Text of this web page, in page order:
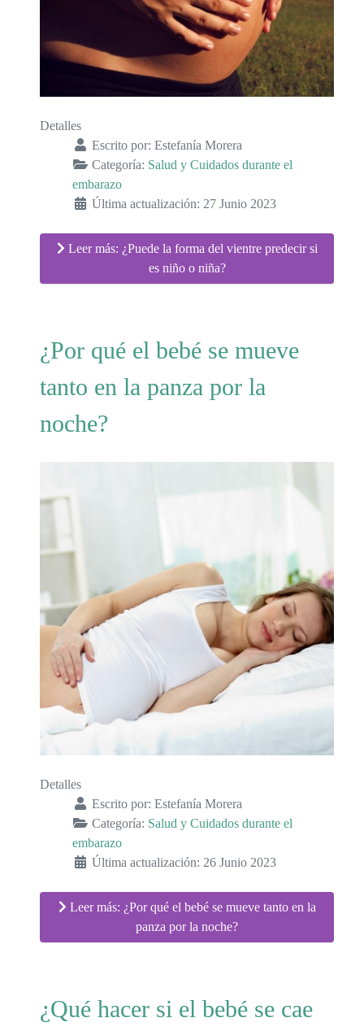
Detalles
Escrito por: Estefanía Morera
Categoría: Salud y Cuidados durante el
embarazo
Última actualización: 27 Junio 2023
Leer más: ¿Puede la forma del vientre predecir si
es niño o niña?
¿Por qué el bebé se mueve
tanto en la panza por la
noche?
Detalles
Escrito por: Estefanía Morera
Categoría: Salud y Cuidados durante el
embarazo
Última actualización: 26 Junio 2023
Leer más: ¿Por qué el bebé se mueve tanto en la
panza por la noche?
¿Qué hacer si el bebé se cae